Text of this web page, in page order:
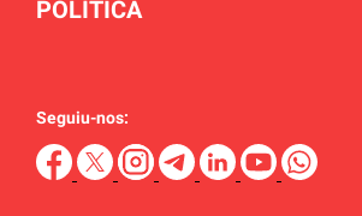
POLÍTICA
Seguiu-nos: